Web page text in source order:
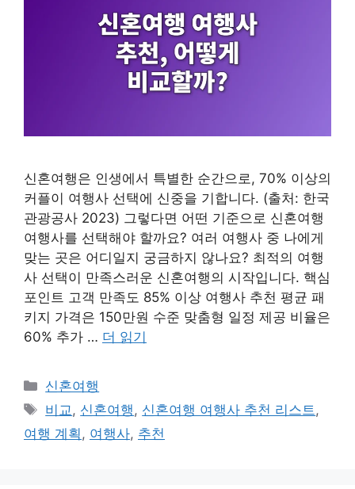
신혼여행은 인생에서 특별한 순간으로, 70% 이상의
커플이 여행사 선택에 신중을 기합니다. (출처: 한국
관광공사 2023) 그렇다면 어떤 기준으로 신혼여행
여행사를 선택해야 할까요? 여러 여행사 중 나에게
맞는 곳은 어디일지 궁금하지 않나요? 최적의 여행
사 선택이 만족스러운 신혼여행의 시작입니다. 핵심
포인트 고객 만족도 85% 이상 여행사 추천 평균 패
키지 가격은 150만원 수준 맞춤형 일정 제공 비율은
60% 추가 … 더 읽기
카
테
리
신혼여행
태
그
비교, 신혼여행, 신혼여행 여행사 추천 리스트,
여행 계획, 여행사, 추천